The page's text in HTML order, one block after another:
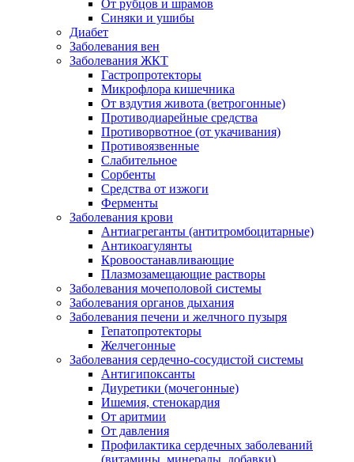
От рубцов и шрамов
Синяки и ушибы
Диабет
Заболевания вен
Заболевания ЖКТ
Гастропротекторы
Микрофлора кишечника
От вздутия живота (ветрогонные)
Противодиарейные средства
Противорвотное (от укачивания)
Противоязвенные
Слабительное
Сорбенты
Средства от изжоги
Ферменты
Заболевания крови
Антиагреганты (антитромбоцитарные)
Антикоагулянты
Кровоостанавливающие
Плазмозамещающие растворы
Заболевания мочеполовой системы
Заболевания органов дыхания
Заболевания печени и желчного пузыря
Гепатопротекторы
Желчегонные
Заболевания сердечно-сосудистой системы
Антигипоксанты
Диуретики (мочегонные)
Ишемия, стенокардия
От аритмии
От давления
Профилактика сердечных заболеваний
(витамины, минералы, добавки)